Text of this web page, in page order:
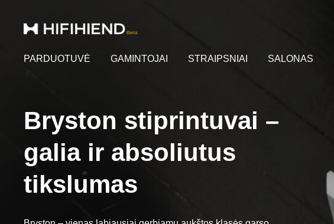
PARDUOTUVĖ GAMINTOJAI STRAIPSNIAI SALONAS
Bryston stiprintuvai –
galia ir absoliutus
tikslumas